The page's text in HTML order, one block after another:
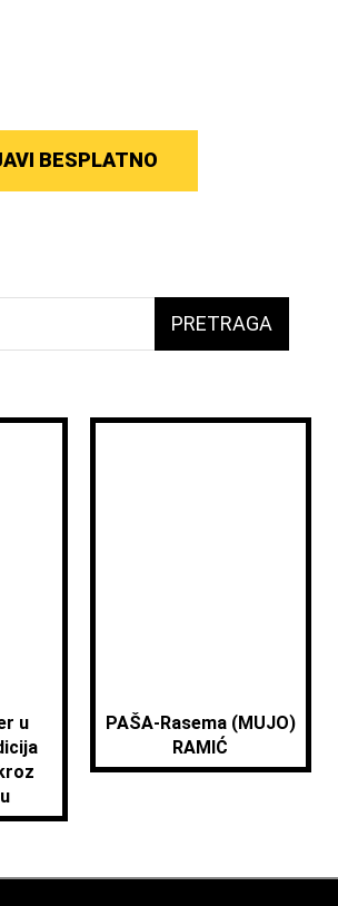
BESPLATNO
PRETRAGA
u
PAŠA-Rasema (MUJO)
RAMIĆ